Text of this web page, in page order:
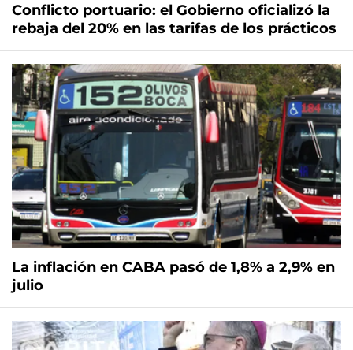
Conflicto portuario: el Gobierno oficializó la
rebaja del 20% en las tarifas de los prácticos
La inflación en CABA pasó de 1,8% a 2,9% en
julio